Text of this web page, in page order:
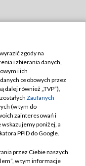
zgody na
i zbierania danych,
i ich
osobowych przez
dalej również „TVP”),
Zaufanych
(w tym do
zainteresowań i
poniżej, a
PPID do Google.
przez Ciebie naszych
w tym informacje